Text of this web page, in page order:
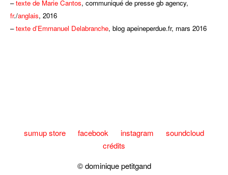
–texte de Marie Cantos, communiqué de presse gb agency,
fr./anglais, 2016
–texte d’Emmanuel Delabranche, blog apeineperdue.fr, mars 2016
sumup store facebook instagram
soundcloud
crédits
© dominique petitgand